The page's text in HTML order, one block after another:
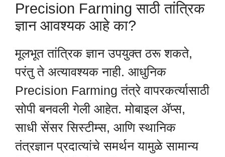
Precision Farming साठी तांत्रिक
ज्ञान आवश्यक आहे का?
मूलभूत तांत्रिक ज्ञान उपयुक्त ठरू शकते,
परंतु ते अत्यावश्यक नाही. आधुनिक
Precision Farming तंत्रे वापरकर्त्यासाठी
सोपी बनवली गेली आहेत. मोबाइल ॲप्स,
साधी सेंसर सिस्टीम्स, आणि स्थानिक
तंत्रज्ञान प्रदात्यांचे समर्थन यामुळे सामान्य